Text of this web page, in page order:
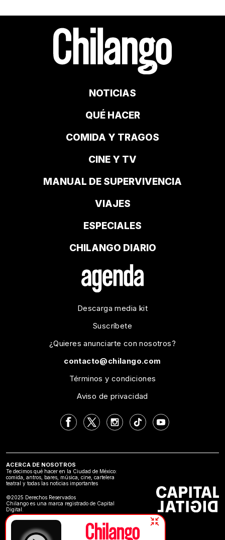
NOTICIAS
QUÉ HACER
COMIDA Y TRAGOS
CINE Y TV
MANUAL DE SUPERVIVENCIA
VIAJES
ESPECIALES
CHILANGO DIARIO
Descarga media kit
Suscríbete
¿Quieres anunciarte con nosotros?
contacto@chilango.com
Términos y condiciones
Aviso de privacidad
ACERCA DE NOSOTROS
Te decimos qué hacer en la Ciudad de México:
comida, antros, bares, música, cine, cartelera
teatral y todas las noticias importantes
©2025 Derechos Reservados
Chilango es una marca registrado de Capital
Digital.